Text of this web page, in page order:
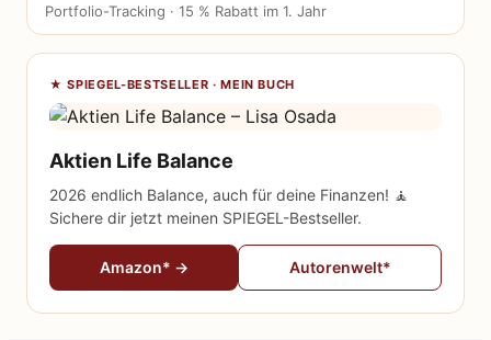
Portfolio-Tracking · 15 % Rabatt im 1. Jahr
★ SPIEGEL-BESTSELLER · MEIN BUCH
Aktien Life Balance
2026 endlich Balance, auch für deine Finanzen! 🧘
Sichere dir jetzt meinen SPIEGEL-Bestseller.
Amazon* → Autorenwelt*